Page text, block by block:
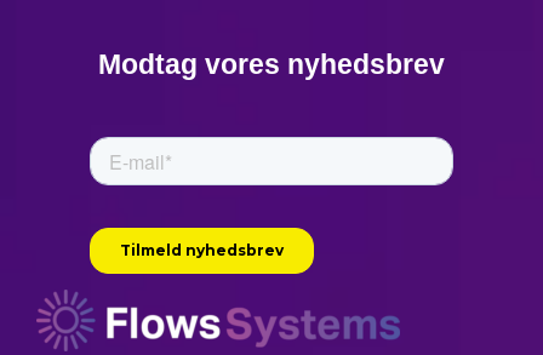
Modtag vores nyhedsbrev